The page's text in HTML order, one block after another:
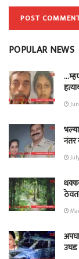
POPULAR NEWS
नंतर
उघड